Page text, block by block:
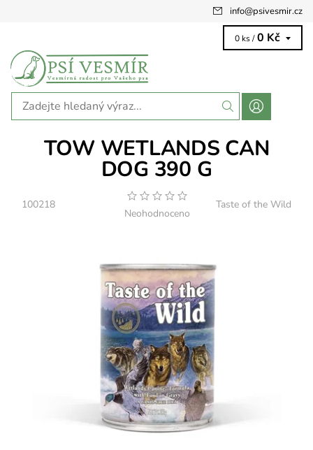
info@psivesmir.cz
0 ks / 0 Kč
TOW WETLANDS CAN
DOG 390 G
100218
Neohodnoceno
Taste of the Wild